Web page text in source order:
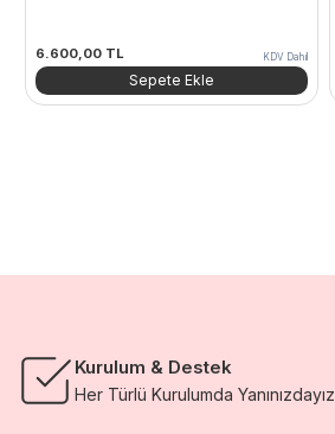
6.600,00 TL KDV Dahil
Sepete Ekle
Kurulum & Destek
Her Türlü Kurulumda Yanınızdayız